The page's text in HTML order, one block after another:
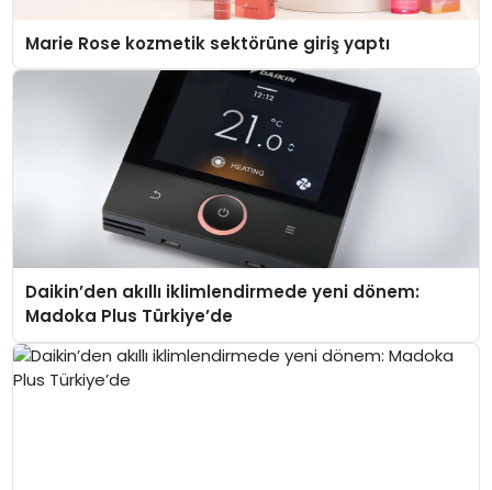
Marie Rose kozmetik sektörüne giriş yaptı
Daikin’den akıllı iklimlendirmede yeni dönem:
Madoka Plus Türkiye’de